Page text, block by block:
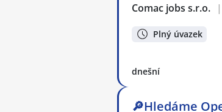
Comac jobs s.r.o. |
Plný úvazek
dnešní
🔎Hledáme